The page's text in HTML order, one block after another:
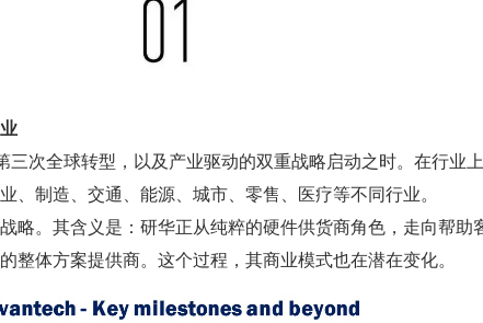
三次全球转型，以及产业驱动的双重战略启动之时。在行业
、制造、交通、能源、城市、零售、医疗等不同行业。
略。其含义是：研华正从纯粹的硬件供货商角色，走向帮助
整体方案提供商。这个过程，其商业模式也在潜在变化。